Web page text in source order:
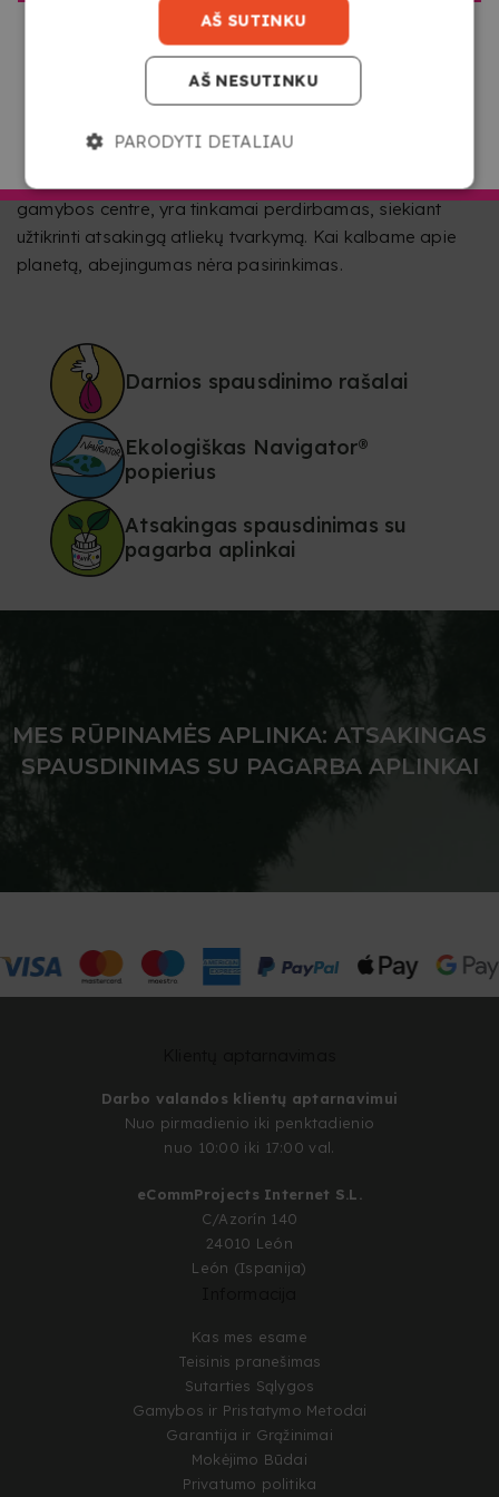
EITI Į COPYKREA LIETUVA
priimti atsakingus sprendimus.
Copykrea tikime, kad spauda gali būti ir kokybiška, ir
sąmoninga. Todėl mes pasirenkame
atsakingą
bei tvarius dažus. Be to, visas popierius, kuris dėl
techninių priežasčių negali būti naudojamas mūsų
gamybos centre, yra tinkamai perdirbamas, siekiant
užtikrinti atsakingą atliekų tvarkymą. Kai kalbame apie
planetą, abejingumas nėra pasirinkimas.
Darnios spausdinimo rašalai
Ekologiškas Navigator®
popierius
Atsakingas spausdinimas su
pagarba aplinkai
MES RŪPINAMĖS APLINKA: ATSAKINGAS
SPAUSDINIMAS SU PAGARBA APLINKAI
Darbo valandos klientų aptarnavimui
Nuo pirmadienio iki penktadienio
nuo 10:00 iki 17:00 val.
eCommProjects Internet S.L.
C/Azorín 140
24010 León
León (Ispanija)
Kas mes esame
Teisinis pranešimas
Sutarties Sąlygos
Gamybos ir Pristatymo Metodai
Garantija ir Grąžinimai
Mokėjimo Būdai
Privatumo politika
AŠ SUTINKU
AŠ NESUTINKU
PARODYTI DETALIAU